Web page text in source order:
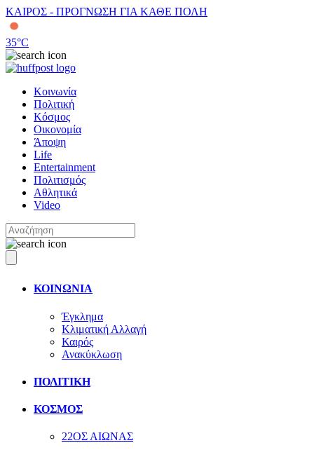
ΚΑΙΡΟΣ - ΠΡΟΓΝΩΣΗ ΓΙΑ ΚΑΘΕ ΠΟΛΗ
35°C
Κοινωνία
Πολιτική
Κόσμος
Οικονομία
Άποψη
Life
Entertainment
Πολιτισμός
Αθλητικά
Video
ΚΟΙΝΩΝΙΑ
Έγκλημα
Κλιματική Αλλαγή
Καιρός
Ανακύκλωση
ΠΟΛΙΤΙΚΗ
ΚΟΣΜΟΣ
22ΟΣ ΑΙΩΝΑΣ